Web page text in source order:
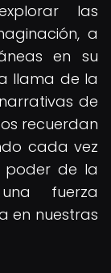
las
a
en su
llama de la
de
recuerdan
cada vez
poder de la
fuerza
en nuestras